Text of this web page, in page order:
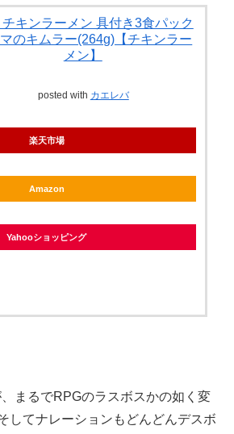
チキンラーメン 具付き3食パック
のキムラー(264g)【チキンラー
メン】
posted with カエレバ
楽天市場
Amazon
Yahooショッピング
まるでRPGのラスボスかの如く変
してナレーションもどんどんデスボ